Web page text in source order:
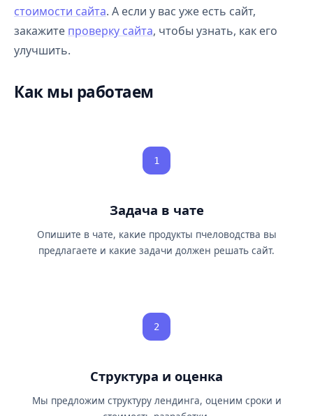
стоимости сайта. А если у вас уже есть сайт,
закажите проверку сайта, чтобы узнать, как его
улучшить.
Как мы работаем
1
Задача в чате
Опишите в чате, какие продукты пчеловодства вы
предлагаете и какие задачи должен решать сайт.
2
Структура и оценка
Мы предложим структуру лендинга, оценим сроки и